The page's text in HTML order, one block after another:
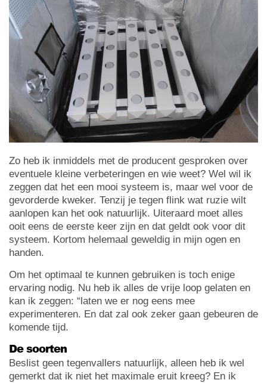
Zo heb ik inmiddels met de producent gesproken over
eventuele kleine verbeteringen en wie weet? Wel wil ik
zeggen dat het een mooi systeem is, maar wel voor de
gevorderde kweker. Tenzij je tegen flink wat ruzie wilt
aanlopen kan het ook natuurlijk. Uiteraard moet alles
ooit eens de eerste keer zijn en dat geldt ook voor dit
systeem. Kortom helemaal geweldig in mijn ogen en
handen.
Om het optimaal te kunnen gebruiken is toch enige
ervaring nodig. Nu heb ik alles de vrije loop gelaten en
kan ik zeggen: “laten we er nog eens mee
experimenteren. En dat zal ook zeker gaan gebeuren de
komende tijd.
De soorten
Beslist geen tegenvallers natuurlijk, alleen heb ik wel
gemerkt dat ik niet het maximale eruit kreeg? En ik